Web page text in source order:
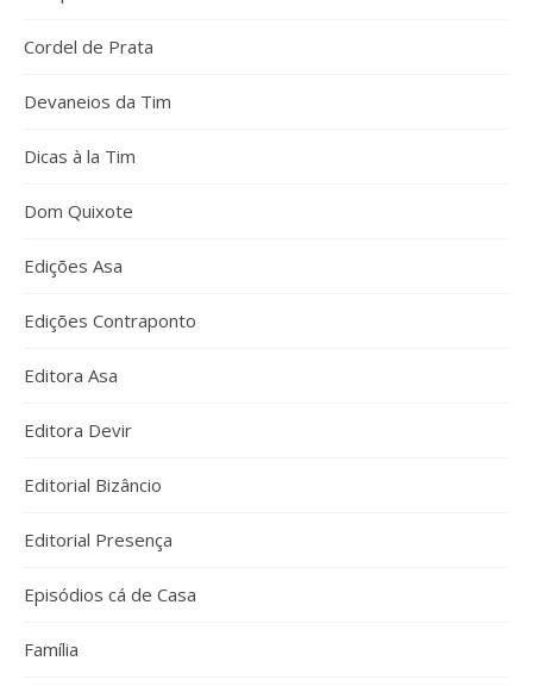
Cordel de Prata
Devaneios da Tim
Dicas à la Tim
Dom Quixote
Edições Asa
Edições Contraponto
Editora Asa
Editora Devir
Editorial Bizâncio
Editorial Presença
Episódios cá de Casa
Família